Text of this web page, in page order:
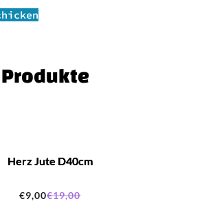
Herz Jute D40cm
€19,00
Ursprünglicher
€9,00
Aktueller